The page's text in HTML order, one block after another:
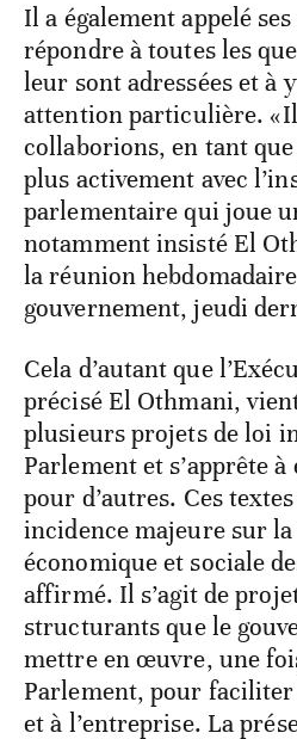
Il a également appelé
répondre à toutes les
leur sont adressées et à
attention particulière.
collaborions, en tant
plus activement avec
parlementaire qui joue
notamment insisté El
la réunion
gouvernement, jeudi
Cela d’autant que
précisé El Othmani,
plusieurs projets de loi
Parlement et s’apprête
pour d’autres. Ces
incidence majeure sur
économique et sociale
affirmé. Il s’agit de
structurants que le
mettre en œuvre, une
Parlement, pour
et à l’entreprise. La